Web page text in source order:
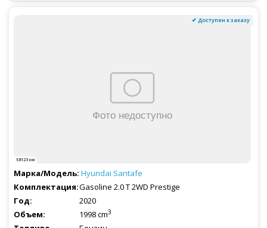
✔ Доступен к заказу
58123 км
Hyundai Santafe
Gasoline 2.0 T 2WD Prestige
2020
1998 cm3